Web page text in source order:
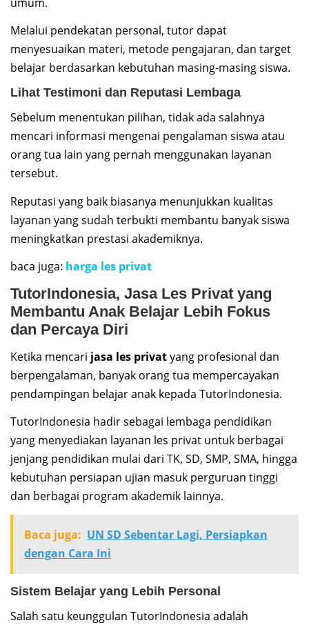
Melalui pendekatan personal, tutor dapat
menyesuaikan materi, metode pengajaran, dan target
belajar berdasarkan kebutuhan masing-masing siswa.
Lihat Testimoni dan Reputasi Lembaga
Sebelum menentukan pilihan, tidak ada salahnya
mencari informasi mengenai pengalaman siswa atau
orang tua lain yang pernah menggunakan layanan
tersebut.
Reputasi yang baik biasanya menunjukkan kualitas
layanan yang sudah terbukti membantu banyak siswa
meningkatkan prestasi akademiknya.
baca juga: harga les privat
TutorIndonesia, Jasa Les Privat yang
Membantu Anak Belajar Lebih Fokus
dan Percaya Diri
Ketika mencari jasa les privatyang profesional dan
berpengalaman, banyak orang tua mempercayakan
pendampingan belajar anak kepada TutorIndonesia.
TutorIndonesia hadir sebagai lembaga pendidikan
yang menyediakan layanan les privat untuk berbagai
jenjang pendidikan mulai dari TK, SD, SMP, SMA, hingga
kebutuhan persiapan ujian masuk perguruan tinggi
dan berbagai program akademik lainnya.
Baca juga: UN SD Sebentar Lagi, Persiapkan
dengan Cara Ini
Sistem Belajar yang Lebih Personal
Salah satu keunggulan TutorIndonesia adalah